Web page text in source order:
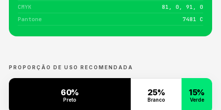
CMYK
81, 0, 91, 0
Pantone
7481 C
PROPORÇÃO DE USO RECOMENDADA
60%
Preto
25%
Branco
15%
Verde